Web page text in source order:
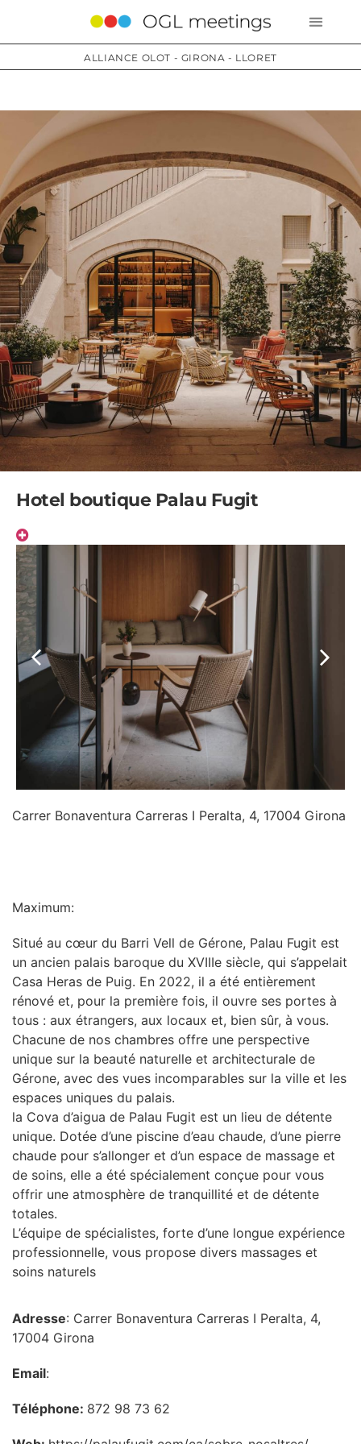
ALLIANCE OLOT - GIRONA - LLORET
Hotel boutique Palau Fugit
Carrer Bonaventura Carreras I Peralta, 4, 17004 Girona
Maximum:
Situé au cœur du Barri Vell de Gérone, Palau Fugit est
un ancien palais baroque du XVIIIe siècle, qui s’appelait
Casa Heras de Puig. En 2022, il a été entièrement
rénové et, pour la première fois, il ouvre ses portes à
tous : aux étrangers, aux locaux et, bien sûr, à vous.
Chacune de nos chambres offre une perspective
unique sur la beauté naturelle et architecturale de
Gérone, avec des vues incomparables sur la ville et les
espaces uniques du palais.
la Cova d’aigua de Palau Fugit est un lieu de détente
unique. Dotée d’une piscine d’eau chaude, d’une pierre
chaude pour s’allonger et d’un espace de massage et
de soins, elle a été spécialement conçue pour vous
offrir une atmosphère de tranquillité et de détente
totales.
L’équipe de spécialistes, forte d’une longue expérience
professionnelle, vous propose divers massages et
soins naturels
Adresse: Carrer Bonaventura Carreras I Peralta, 4,
17004 Girona
Email:
Téléphone: 872 98 73 62